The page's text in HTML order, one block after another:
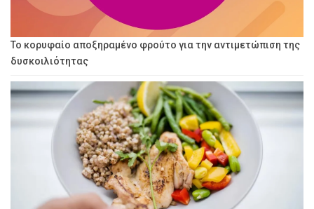
Το κορυφαίο αποξηραμένο φρούτο για την αντιμετώπιση της
δυσκοιλιότητας